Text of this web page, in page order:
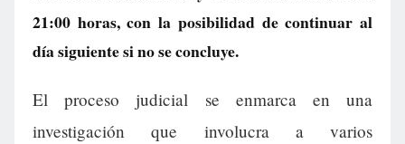
21:00 horas, con la posibilidad de continuar al
día siguiente si no se concluye.
El proceso judicial se enmarca en una
investigación que involucra a varios